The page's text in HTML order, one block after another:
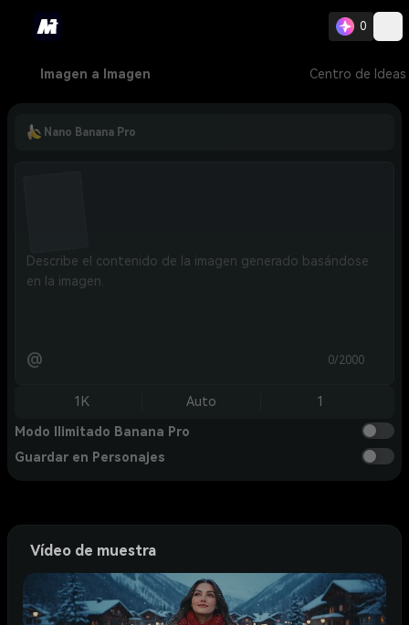
0
Imagen a Imagen Centro de Ideas
Nano Banana Pro
@ 0/2000
1K Auto 1
Modo Ilimitado Banana Pro
Guardar en Personajes
Vídeo de muestra